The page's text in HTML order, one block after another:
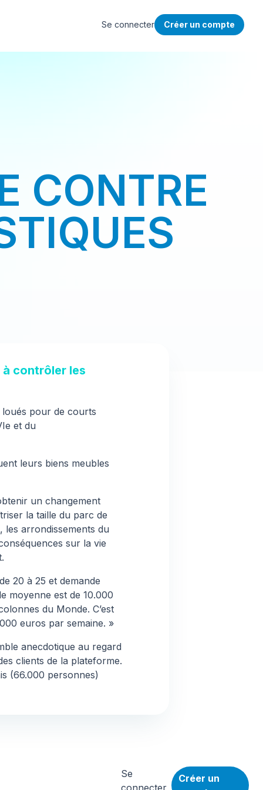
Se connecter Créer un compte
CONTRE
contrôler les
pour de courts
et du
leurs biens meubles
un changement
la taille du parc de
les arrondissements du
sur la vie
20 à 25 et demande
moyenne est de 10.000
du Monde. C’est
euros par semaine. »
anecdotique au regard
clients de la plateforme.
(66.000 personnes)
Se
connecter
Créer un